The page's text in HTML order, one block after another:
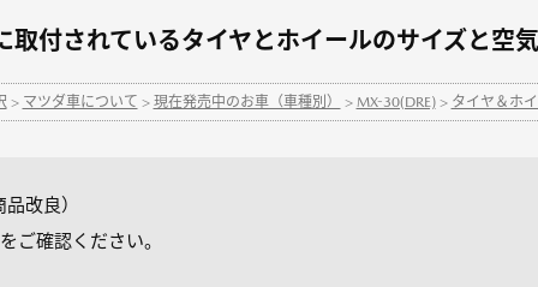
付されているタイヤとホイールのサイズと空
> マツダ車について > 現在発売中のお車（車種別） > MX-30(DRE)> タイヤ＆ホ
改良）
をご確認ください。